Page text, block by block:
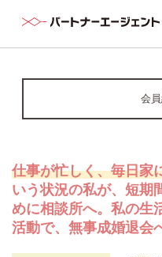
会
仕事が忙しく、毎日
いう状況の私が、短期
めに相談所へ。私の生
活動で、無事成婚退会